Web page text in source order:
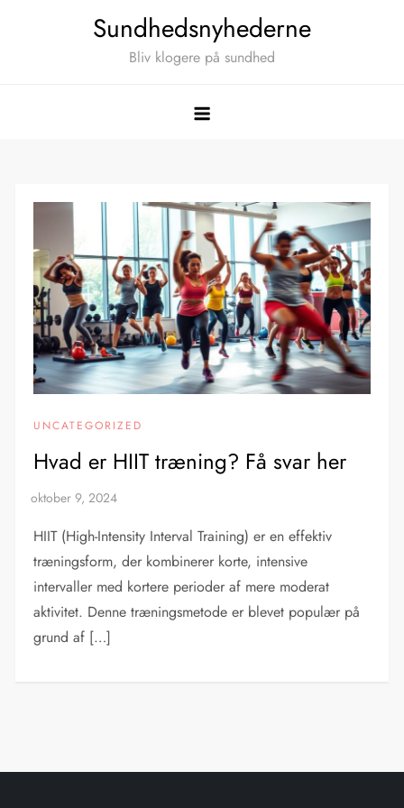
Sundhedsnyhederne
Bliv klogere på sundhed
UNCATEGORIZED
Hvad er HIIT træning? Få svar her
HIIT (High-Intensity Interval Training) er en effektiv
træningsform, der kombinerer korte, intensive
intervaller med kortere perioder af mere moderat
aktivitet. Denne træningsmetode er blevet populær på
grund af […]